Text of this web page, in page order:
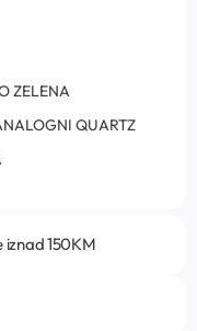
ZELENA
QUARTZ
150KM